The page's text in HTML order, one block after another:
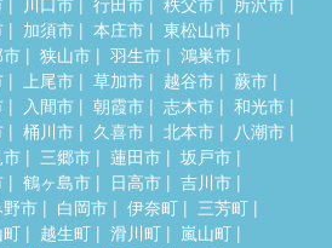
加須市 本庄市
東松山市
狭山市 羽生市
鴻巣市
上尾市 草加市 越谷市
蕨市
入間市 朝霞市 志木市
和光市
桶川市 久喜市 北本市
八潮市
三郷市 蓮田市
坂戸市
鶴ヶ島市 日高市
吉川市
市
白岡市 伊奈町
三芳町
越生町 滑川町
嵐山町